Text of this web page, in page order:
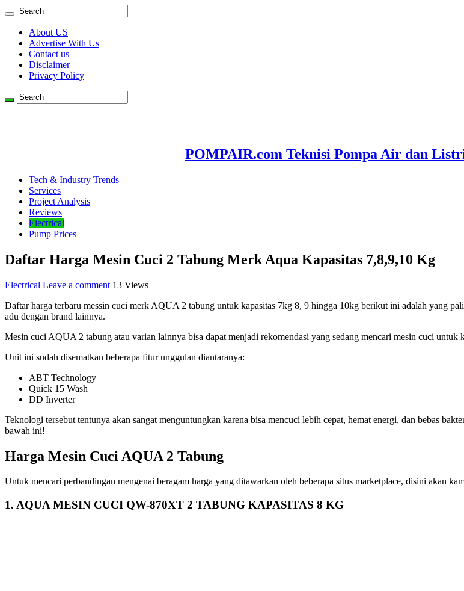
About US
Advertise With Us
Contact us
Disclaimer
Privacy Policy
POMPAIR.com Teknisi Pompa Air dan
Tech & Industry Trends
Services
Project Analysis
Reviews
Electrical
Pump Prices
Daftar Harga Mesin Cuci 2 Tabung Merk Aqua Kapasitas 7,8,9,10 Kg
Electrical Leave a comment 13 Views
Daftar harga terbaru messin cuci merk AQUA 2 tabung untuk kapasitas 7kg 8, 9 hingga 10kg berikut ini adalah yang
adu dengan brand lainnya.
Mesin cuci AQUA 2 tabung atau varian lainnya bisa dapat menjadi rekomendasi yang sedang mencari mesin cuci untuk
Unit ini sudah disematkan beberapa fitur unggulan diantaranya:
ABT Technology
Quick 15 Wash
DD Inverter
Teknologi tersebut tentunya akan sangat menguntungkan karena bisa mencuci lebih cepat, hemat energi, dan bebas
bawah ini!
Harga Mesin Cuci AQUA 2 Tabung
Untuk mencari perbandingan mengenai beragam harga yang ditawarkan oleh beberapa situs marketplace, disini akan
1. AQUA MESIN CUCI QW-870XT 2 TABUNG KAPASITAS 8 KG